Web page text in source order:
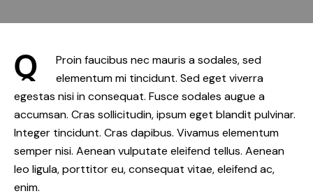
Q
Proin faucibus nec mauris a sodales, sed
elementum mi tincidunt. Sed eget viverra
egestas nisi in consequat. Fusce sodales augue a
accumsan. Cras sollicitudin, ipsum eget blandit pulvinar.
Integer tincidunt. Cras dapibus. Vivamus elementum
semper nisi. Aenean vulputate eleifend tellus. Aenean
leo ligula, porttitor eu, consequat vitae, eleifend ac,
enim.